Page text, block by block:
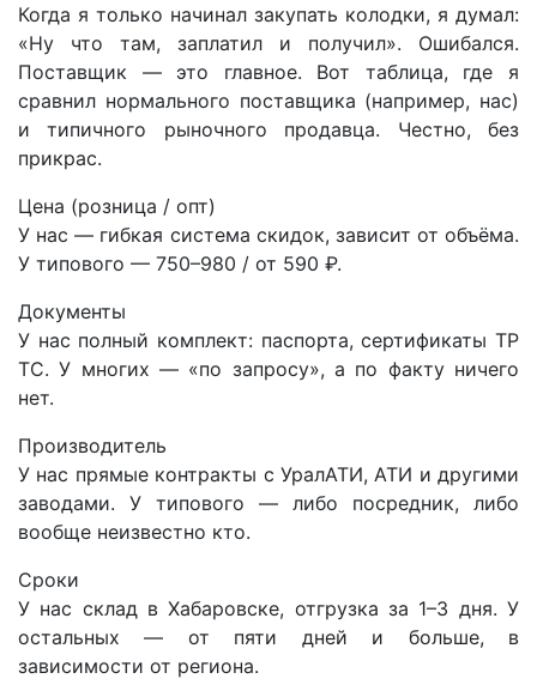
Когда я только начинал закупать колодки, я думал:
«Ну что там, заплатил и получил». Ошибался.
Поставщик — это главное. Вот таблица, где я
сравнил нормального поставщика (например, нас)
и типичного рыночного продавца. Честно, без
прикрас.
Цена (розница / опт)
У нас — гибкая система скидок, зависит от объёма.
У типового — 750–980 / от 590 ₽.
Документы
У нас полный комплект: паспорта, сертификаты ТР
ТС. У многих — «по запросу», а по факту ничего
нет.
Производитель
У нас прямые контракты с УралАТИ, АТИ и другими
заводами. У типового — либо посредник, либо
вообще неизвестно кто.
Сроки
У нас склад в Хабаровске, отгрузка за 1–3 дня. У
остальных — от пяти дней и больше, в
зависимости от региона.